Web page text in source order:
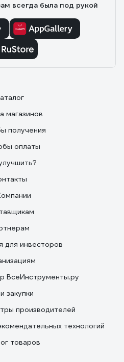
всегда была под рукой
магазинов
получения
оплаты
для инвесторов
ВсеИнструменты.ру
закупки
производителей
технологий
товаров